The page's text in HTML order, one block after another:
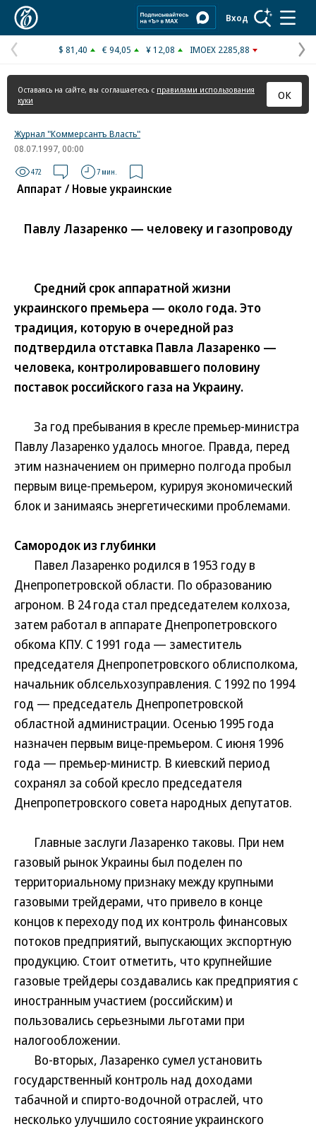
Вход
Предыдущая
страница
$ 81,40 € 94,05 ¥ 12,08 IMOEX 2285,88
Оставаясь на сайте, вы соглашаетесь с правилами использования
куки
ОК
Журнал "Коммерсантъ Власть"
08.07.1997, 00:00
472 7 мин.
Аппарат / Новые украинские
Павлу Лазаренко — человеку и газопроводу
Средний срок аппаратной жизни
украинского премьера — около года. Это
традиция, которую в очередной раз
подтвердила отставка Павла Лазаренко —
человека, контролировавшего половину
поставок российского газа на Украину.
За год пребывания в кресле премьер-министра
Павлу Лазаренко удалось многое. Правда, перед
этим назначением он примерно полгода пробыл
первым вице-премьером, курируя экономический
блок и занимаясь энергетическими проблемами.
Самородок из глубинки
Павел Лазаренко родился в 1953 году в
Днепропетровской области. По образованию
агроном. В 24 года стал председателем колхоза,
затем работал в аппарате Днепропетровского
обкома КПУ. С 1991 года — заместитель
председателя Днепропетровского облисполкома,
начальник облсельхозуправления. С 1992 по 1994
год — председатель Днепропетровской
областной администрации. Осенью 1995 года
назначен первым вице-премьером. С июня 1996
года — премьер-министр. В киевский период
сохранял за собой кресло председателя
Днепропетровского совета народных депутатов.
Главные заслуги Лазаренко таковы. При нем
газовый рынок Украины был поделен по
территориальному признаку между крупными
газовыми трейдерами, что привело в конце
концов к переходу под их контроль финансовых
потоков предприятий, выпускающих экспортную
продукцию. Стоит отметить, что крупнейшие
газовые трейдеры создавались как предприятия с
иностранным участием (российским) и
пользовались серьезными льготами при
налогообложении.
Во-вторых, Лазаренко сумел установить
государственный контроль над доходами
табачной и спирто-водочной отраслей, что
несколько улучшило состояние украинского